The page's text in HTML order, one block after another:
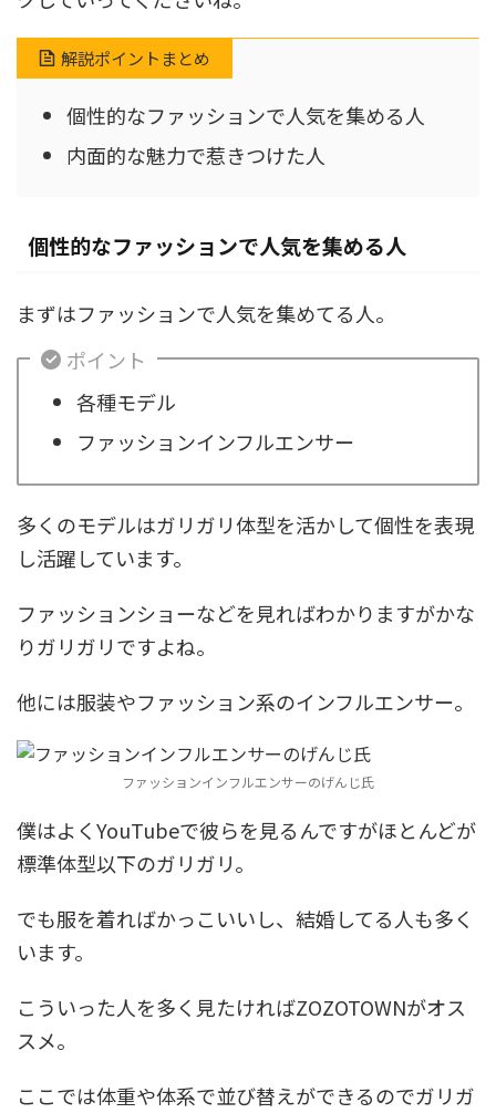
解説ポイントまとめ
個性的なファッションで人気を集める人
内面的な魅力で惹きつけた人
個性的なファッションで人気を集める人
まずはファッションで人気を集めてる人。
ポイント
各種モデル
ファッションインフルエンサー
多くのモデルはガリガリ体型を活かして個性を表現
し活躍しています。
ファッションショーなどを見ればわかりますがかな
りガリガリですよね。
他には服装やファッション系のインフルエンサー。
ファッションインフルエンサーのげんじ氏
僕はよくYouTubeで彼らを見るんですがほとんどが
標準体型以下のガリガリ。
でも服を着ればかっこいいし、結婚してる人も多く
います。
こういった人を多く見たければZOZOTOWNがオス
スメ。
ここでは体重や体系で並び替えができるのでガリガ